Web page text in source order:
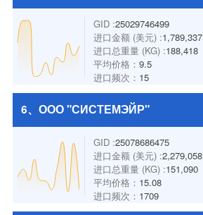
GID :25029746499
进口金额 (美元) :1,789,337
进口总重量 (KG) :188,418
平均价格： 9.5
进口频次： 15
6、ООО "СИСТЕМЭЙР"
GID :25078686475
进口金额 (美元) :2,279,058
进口总重量 (KG) :151,090
平均价格： 15.08
进口频次： 1709